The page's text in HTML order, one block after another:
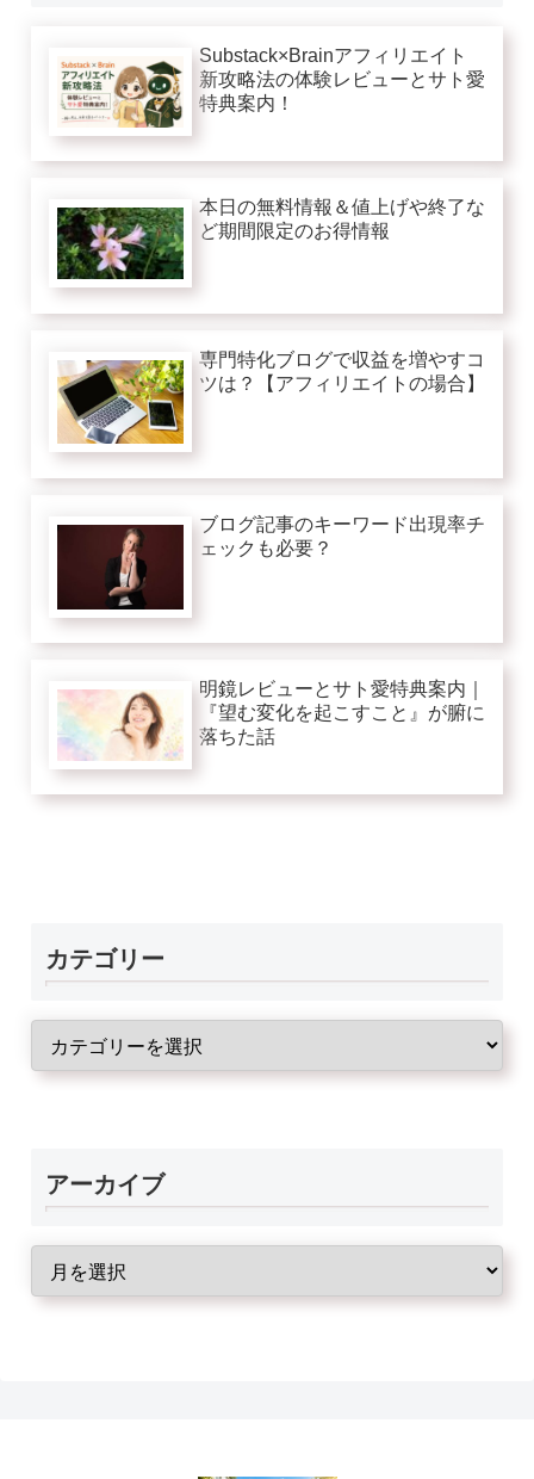
Substack×Brainアフィリエイト
新攻略法の体験レビューとサト愛
特典案内！
本日の無料情報＆値上げや終了な
ど期間限定のお得情報
専門特化ブログで収益を増やすコ
ツは？【アフィリエイトの場合】
ブログ記事のキーワード出現率チ
ェックも必要？
明鏡レビューとサト愛特典案内｜
『望む変化を起こすこと』が腑に
落ちた話
カテゴリー
アーカイブ